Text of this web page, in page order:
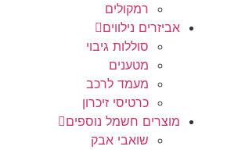
רמקולים
אביזרים נילווים
סוללות גיבוי
מטענים
מעמד לרכב
כרטיסי זיכרון
מוצרים חשמל נוספים
שואבי אבק